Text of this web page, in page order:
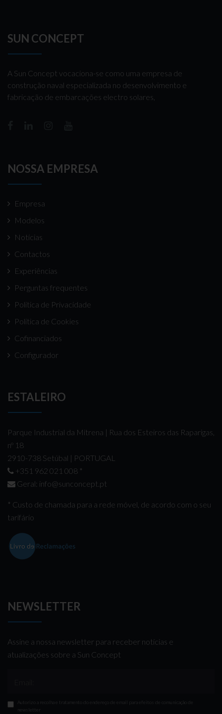
SUN CONCEPT
A Sun Concept vocaciona-se como uma empresa de
construção naval especializada no desenvolvimento e
fabricação de embarcações electro solares,
NOSSA EMPRESA
Empresa
Modelos
Notícias
Contactos
Experiências
Perguntas frequentes
Politica de Privacidade
Politica de Cookies
Cofinanciados
Configurador
ESTALEIRO
Parque Industrial da Mitrena | Rua dos Esteiros das Raparigas,
nº 18
2910-738 Setúbal | PORTUGAL
+351 962 021 008 *
Geral: info@sunconcept.pt
* Custo de chamada para a rede móvel, de acordo com o seu
tarifário
NEWSLETTER
Assine a nossa newsletter para receber notícias e
atualizações sobre a Sun Concept
Autorizo a recolha e tratamento do endereço de email para efeitos de comunicação de
newsletter